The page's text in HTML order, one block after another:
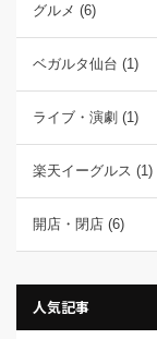
グルメ (6)
ベガルタ仙台 (1)
ライブ・演劇 (1)
楽天イーグルス (1)
開店・閉店 (6)
人気記事